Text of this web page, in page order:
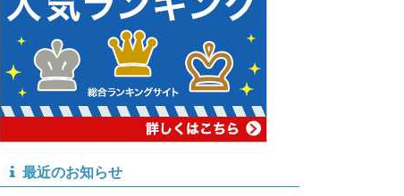
最近のお知らせ